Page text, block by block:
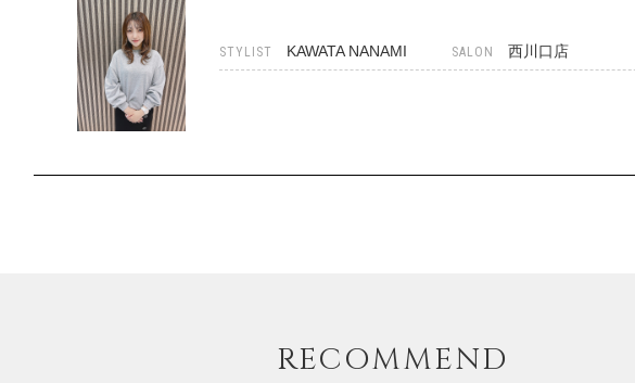
STYLIST KAWATA NANAMI SALON 西川口店
RECOMMEND